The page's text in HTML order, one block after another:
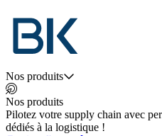
Nos produits
Nos produits
Pilotez votre supply chain avec
dédiés à la logistique !